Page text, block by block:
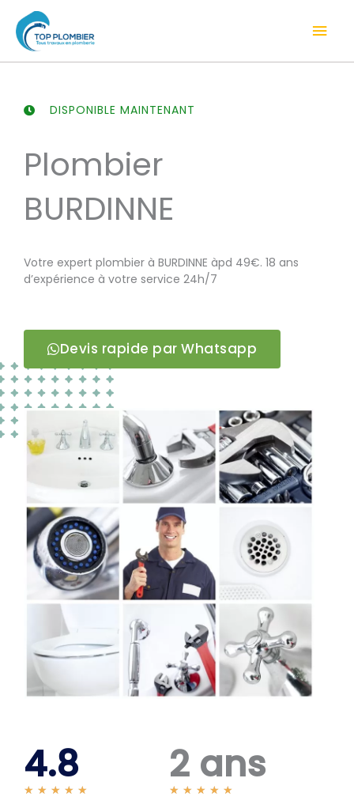
contenu
DISPONIBLE MAINTENANT
Plombier
BURDINNE
Votre expert plombier à BURDINNE àpd 49€. 18 ans
d’expérience à votre service 24h/7
Devis rapide par Whatsapp
4.8
★ ★ ★ ★ ★
2 ans
★ ★ ★ ★ ★